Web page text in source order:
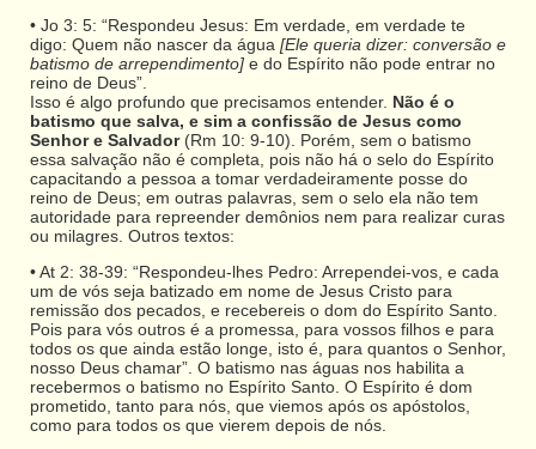
• Jo 3: 5: “Respondeu Jesus: Em verdade, em verdade te
digo: Quem não nascer da água [Ele queria dizer: conversão e
batismo de arrependimento] e do Espírito não pode entrar no
reino de Deus”.
Isso é algo profundo que precisamos entender. Não é o
batismo que salva, e sim a confissão de Jesus como
Senhor e Salvador(Rm 10: 9-10). Porém, sem o batismo
essa salvação não é completa, pois não há o selo do Espírito
capacitando a pessoa a tomar verdadeiramente posse do
reino de Deus; em outras palavras, sem o selo ela não tem
autoridade para repreender demônios nem para realizar curas
ou milagres. Outros textos:
• At 2: 38-39: “Respondeu-lhes Pedro: Arrependei-vos, e cada
um de vós seja batizado em nome de Jesus Cristo para
remissão dos pecados, e recebereis o dom do Espírito Santo.
Pois para vós outros é a promessa, para vossos filhos e para
todos os que ainda estão longe, isto é, para quantos o Senhor,
nosso Deus chamar”. O batismo nas águas nos habilita a
recebermos o batismo no Espírito Santo. O Espírito é dom
prometido, tanto para nós, que viemos após os apóstolos,
como para todos os que vierem depois de nós.